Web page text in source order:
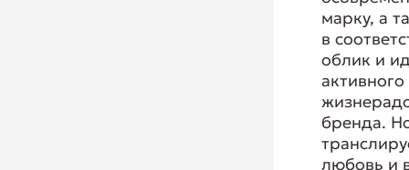
марку, а
в
облик и
бренда.
любовь и